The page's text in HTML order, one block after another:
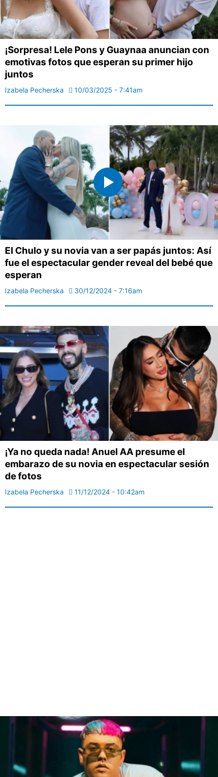
¡Sorpresa! Lele Pons y Guaynaa anuncian con
emotivas fotos que esperan su primer hijo
juntos
Izabela Pecherska 10/03/2025 - 7:41am
El Chulo y su novia van a ser papás juntos: Así
fue el espectacular gender reveal del bebé que
esperan
Izabela Pecherska 30/12/2024 - 7:16am
¡Ya no queda nada! Anuel AA presume el
embarazo de su novia en espectacular sesión
de fotos
Izabela Pecherska 11/12/2024 - 10:42am